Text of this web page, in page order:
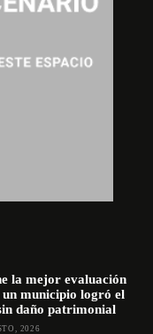
la mejor evaluación
un municipio logró el
daño patrimonial
2026